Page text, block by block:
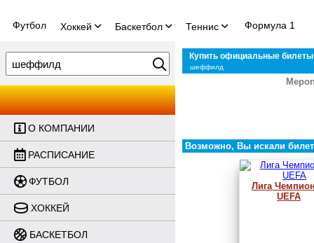
Футбол Хоккей Баскетбол Теннис Формула 1
Купить официальные
шеффилд
Возможно, Вы искали
Лига
UEFA
О КОМПАНИИ
РАСПИСАНИЕ
ФУТБОЛ
ХОККЕЙ
БАСКЕТБОЛ